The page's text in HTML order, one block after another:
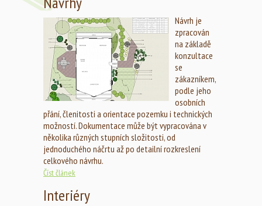
Návrh je
zpracován
na základě
konzultace
se
zákazníkem,
podle jeho
osobních
přání, členitosti a orientace pozemku i technických
možností. Dokumentace může být vypracována v
několika různých stupních složitosti, od
jednoduchého náčrtu až po detailní rozkreslení
celkového návrhu.
Číst článek
Interiéry